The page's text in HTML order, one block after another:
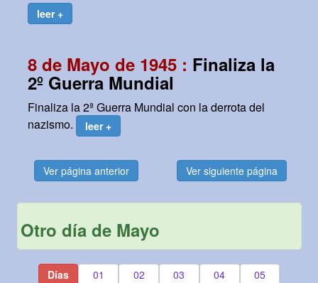
leer +
8 de Mayo de 1945 : Finaliza la
2º Guerra Mundial
Finaliza la 2ª Guerra Mundial con la derrota del
nazismo.
leer +
Ver página anterior Ver siguiente página
Otro día de Mayo
Días 01 02 03 04
05